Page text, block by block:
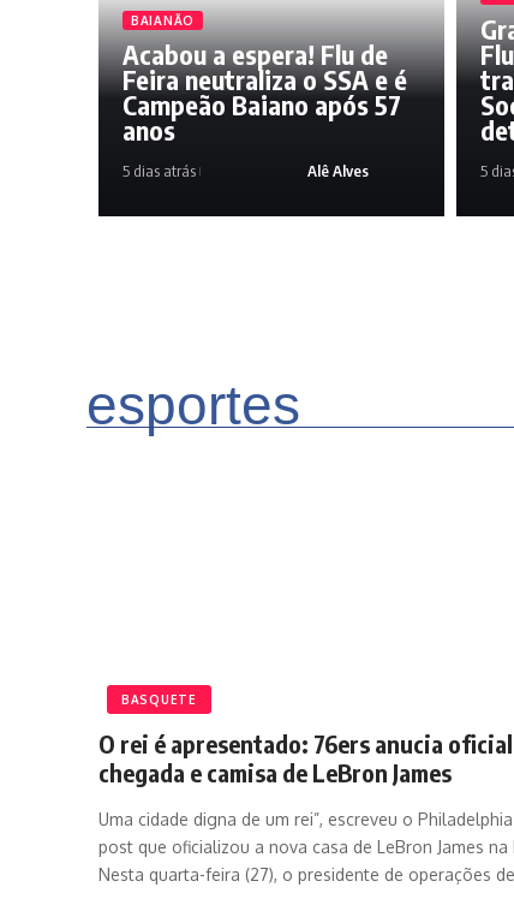
BAIANÃO
Acabou a espera! Flu de
Feira neutraliza o SSA e é
Campeão Baiano após 57
anos
5 dias atrás Alê Alves 5
esportes
BASQUETE
O rei é apresentado: 76ers anucia
chegada e camisa de LeBron James
Uma cidade digna de um rei”, escreveu o
post que oficializou a nova casa de LeBron James na
Nesta quarta-feira (27), o presidente de operações